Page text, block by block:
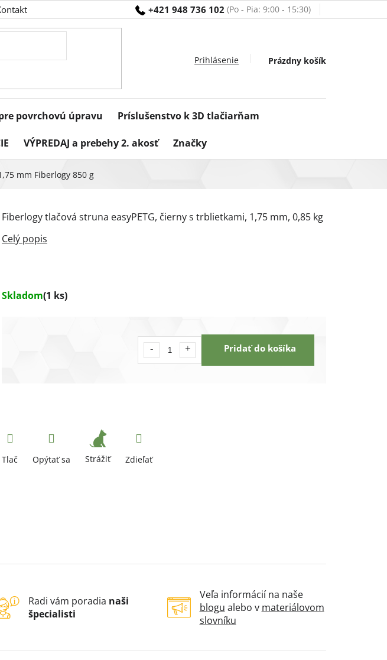
+421 948 736 102
Nákupný
Prázdny košík
povrchovú úpravu Príslušenstvo k 3D tlačiarňam
VÝPREDAJ a prebehy 2. akosť Značky
mm Fiberlogy 850 g
Skladom(1 ks)
Pridať do košíka
Fiberlogy tlačová struna easyPETG, čierny s trblietkami, 1,75 mm, 0,85 kg
Tlač Opýtať sa Strážiť Zdieľať
Radi vám poradia naši
špecialisti
Veľa informácií na naše
blogu alebo v materiálovom
slovníku